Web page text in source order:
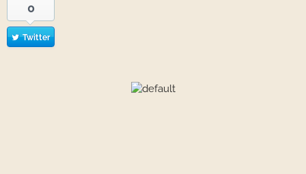
0
Twitter